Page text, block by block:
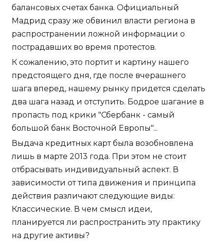
балансовых счетах банка. Официальный
Мадрид сразу же обвинил власти региона в
распространении ложной информации о
пострадавших во время протестов.
К сожалению, это портит и картину нашего
предстоящего дня, где после вчерашнего
шага вперед, нашему рынку придется сделать
два шага назад и отступить. Бодрое шагание в
пропасть под крики "Сбербанк - самый
большой банк Восточной Европы"...
Выдача кредитных карт была возобновлена
лишь в марте 2013 года. При этом не стоит
отбрасывать индивидуальный аспект. В
зависимости от типа движения и принципа
действия различают следующие виды:
Классические. В чем смысл идеи,
планируется ли распространить эту практику
на другие активы?